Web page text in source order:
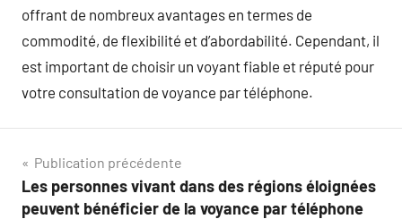
offrant de nombreux avantages en termes de
commodité, de flexibilité et d’abordabilité. Cependant, il
est important de choisir un voyant fiable et réputé pour
votre consultation de voyance par téléphone.
Navigation
de
Publication précédente
Les personnes vivant dans des régions éloignées
peuvent bénéficier de la voyance par téléphone